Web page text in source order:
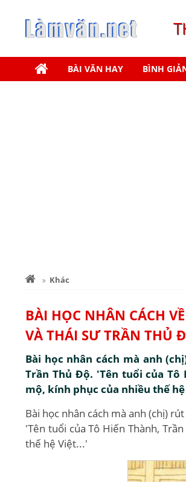
BÀI VĂN HAY BÌNH
Khác
BÀI HỌC NHÂN CÁCH
VÀ THÁI SƯ TRẦN THỦ
Bài học nhân cách mà anh
Trần Thủ Độ. 'Tên tuổi của
mộ, kính phục của nhiều thế
Bài học nhân cách mà anh (chị)
'Tên tuổi của Tô Hiến Thành,
thế hệ Việt...'